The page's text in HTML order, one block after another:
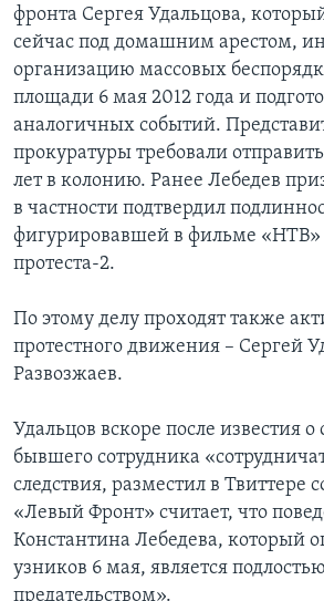
фронта Сергея Удальцова,
сейчас под домашним арестом,
организацию массовых
площади 6 мая 2012 года и
аналогичных событий.
прокуратуры требовали
лет в колонию. Ранее Лебедев
в частности подтвердил
фигурировавшей в фильме
протеста-2.
По этому делу проходят также
протестного движения – Сергей
Развозжаев.
Удальцов вскоре после известия о
бывшего сотрудника
следствия, разместил в Твиттере
«Левый Фронт» считает, что
Константина Лебедева, который
узников 6 мая, является
предательством».